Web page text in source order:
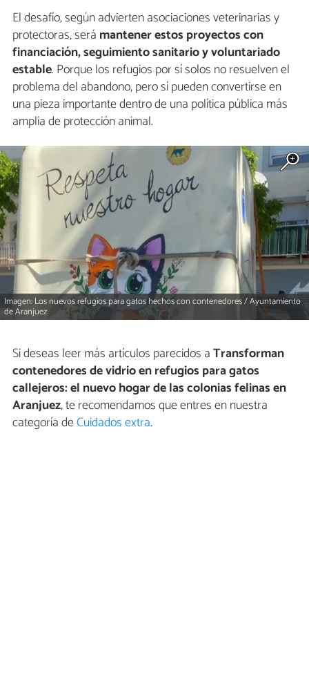
El desafío, según advierten asociaciones veterinarias y
protectoras, será mantener estos proyectos con
financiación, seguimiento sanitario y voluntariado
estable. Porque los refugios por sí solos no resuelven el
problema del abandono, pero sí pueden convertirse en
una pieza importante dentro de una política pública más
amplia de protección animal.
Imagen: Los nuevos refugios para gatos hechos con contenedores / Ayuntamiento
de Aranjuez
Si deseas leer más artículos parecidos aTransforman
contenedores de vidrio en refugios para gatos
callejeros: el nuevo hogar de las colonias felinas en
Aranjuez, te recomendamos que entres en nuestra
categoría deCuidados extra.